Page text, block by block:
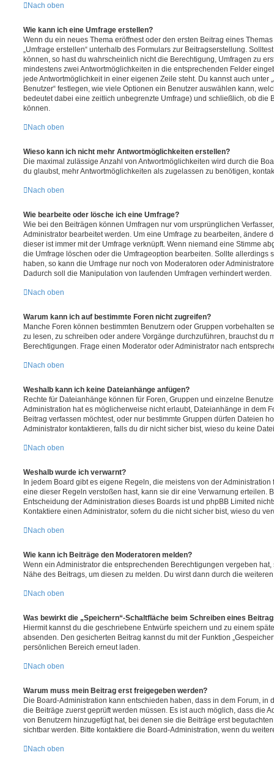
Nach oben
Wie kann ich eine Umfrage erstellen?
Wenn du ein neues Thema eröffnest oder den ersten Beitrag eines
„Umfrage erstellen“ unterhalb des Formulars zur Beitragserstellung.
können, so hast du wahrscheinlich nicht die Berechtigung, Umfragen zu
mindestens zwei Antwortmöglichkeiten in die entsprechenden Felder
jede Antwortmöglichkeit in einer eigenen Zeile steht. Du kannst auch unter
Benutzer“ festlegen, wie viele Optionen ein Benutzer auswählen kann,
bedeutet dabei eine zeitlich unbegrenzte Umfrage) und schließlich, ob die
können.
Nach oben
Wieso kann ich nicht mehr Antwortmöglichkeiten erstellen?
Die maximal zulässige Anzahl von Antwortmöglichkeiten wird durch die
du glaubst, mehr Antwortmöglichkeiten als zugelassen zu benötigen,
Nach oben
Wie bearbeite oder lösche ich eine Umfrage?
Wie bei den Beiträgen können Umfragen nur vom ursprünglichen
Administrator bearbeitet werden. Um eine Umfrage zu bearbeiten, ändere
dieser ist immer mit der Umfrage verknüpft. Wenn niemand eine Stimme
die Umfrage löschen oder die Umfrageoption bearbeiten. Sollte allerdings
haben, so kann die Umfrage nur noch von Moderatoren oder
Dadurch soll die Manipulation von laufenden Umfragen verhindert werden.
Nach oben
Warum kann ich auf bestimmte Foren nicht zugreifen?
Manche Foren können bestimmten Benutzern oder Gruppen vorbehalten
zu lesen, zu schreiben oder andere Vorgänge durchzuführen, brauchst du
Berechtigungen. Frage einen Moderator oder Administrator nach
Nach oben
Weshalb kann ich keine Dateianhänge anfügen?
Rechte für Dateianhänge können für Foren, Gruppen und einzelne
Administration hat es möglicherweise nicht erlaubt, Dateianhänge in dem
Beitrag verfassen möchtest, oder nur bestimmte Gruppen dürfen Dateien
Administrator kontaktieren, falls du dir nicht sicher bist, wieso du keine
Nach oben
Weshalb wurde ich verwarnt?
In jedem Board gibt es eigene Regeln, die meistens von der
eine dieser Regeln verstoßen hast, kann sie dir eine Verwarnung erteilen.
Entscheidung der Administration dieses Boards ist und phpBB Limited
Kontaktiere einen Administrator, sofern du die nicht sicher bist, wieso du
Nach oben
Wie kann ich Beiträge den Moderatoren melden?
Wenn ein Administrator die entsprechenden Berechtigungen vergeben
Nähe des Beitrags, um diesen zu melden. Du wirst dann durch die
Nach oben
Was bewirkt die „Speichern“-Schaltfläche beim Schreiben eines
Hiermit kannst du die geschriebene Entwürfe speichern und zu einem
absenden. Den gesicherten Beitrag kannst du mit der Funktion
persönlichen Bereich erneut laden.
Nach oben
Warum muss mein Beitrag erst freigegeben werden?
Die Board-Administration kann entschieden haben, dass in dem Forum, in
die Beiträge zuerst geprüft werden müssen. Es ist auch möglich, dass die
von Benutzern hinzugefügt hat, bei denen sie die Beiträge erst
sichtbar werden. Bitte kontaktiere die Board-Administration, wenn du
Nach oben